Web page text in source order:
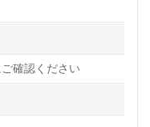
確認ください